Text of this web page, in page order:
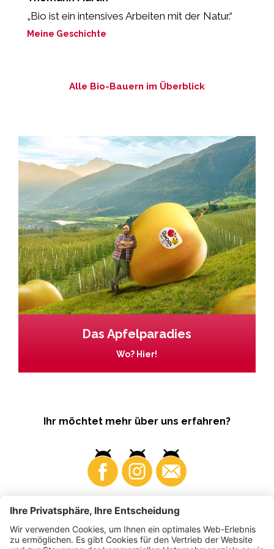
„Bio ist ein intensives Arbeiten mit der Natur.“
Meine Geschichte
Alle Bio-Bauern im Überblick
Das Apfelparadies
Wo? Hier!
Ihr möchtet mehr über uns erfahren?
Business Produzenten